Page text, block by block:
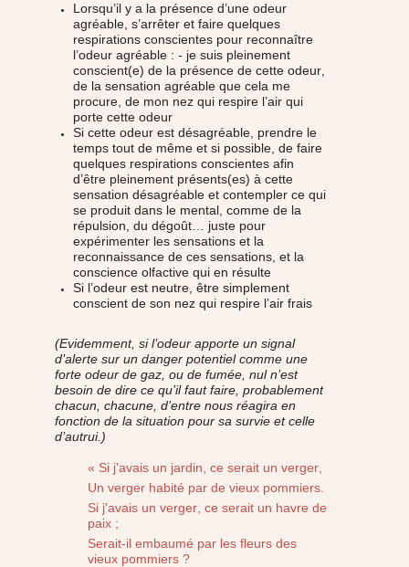
Lorsqu’il y a la présence d’une odeur
agréable, s’arrêter et faire quelques
respirations conscientes pour reconnaître
l’odeur agréable : - je suis pleinement
conscient(e) de la présence de cette odeur,
de la sensation agréable que cela me
procure, de mon nez qui respire l’air qui
porte cette odeur
Si cette odeur est désagréable, prendre le
temps tout de même et si possible, de faire
quelques respirations conscientes afin
d’être pleinement présents(es) à cette
sensation désagréable et contempler ce qui
se produit dans le mental, comme de la
répulsion, du dégoût… juste pour
expérimenter les sensations et la
reconnaissance de ces sensations, et la
conscience olfactive qui en résulte
Si l’odeur est neutre, être simplement
conscient de son nez qui respire l’air frais
(Evidemment, si l’odeur apporte un signal
d’alerte sur un danger potentiel comme une
forte odeur de gaz, ou de fumée, nul n’est
besoin de dire ce qu’il faut faire, probablement
chacun, chacune, d’entre nous réagira en
fonction de la situation pour sa survie et celle
d’autrui.)
« Si j'avais un jardin, ce serait un verger,
Un verger habité par de vieux pommiers.
Si j'avais un verger, ce serait un havre de
paix ;
Serait-il embaumé par les fleurs des
vieux pommiers ?